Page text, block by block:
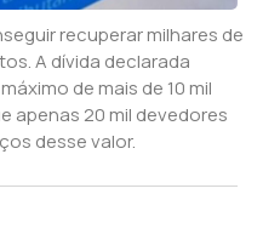
recuperar milhares de
A dívida declarada
de mais de 10 mil
apenas 20 mil devedores
desse valor.